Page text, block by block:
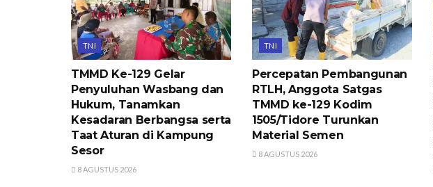
TNI
TMMD Ke-129 Gelar
Penyuluhan Wasbang dan
Hukum, Tanamkan
Kesadaran Berbangsa serta
Taat Aturan di Kampung
Sesor
8 AGUSTUS 2026
TNI
Percepatan Pembangunan
RTLH, Anggota Satgas
TMMD ke-129 Kodim
1505/Tidore Turunkan
Material Semen
8 AGUSTUS 2026